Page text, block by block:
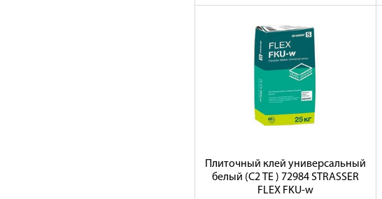
Плиточный клей универсальный
белый (С2 ТЕ ) 72984 STRASSER
FLEX FKU-w